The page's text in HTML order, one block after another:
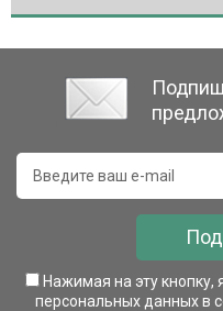
Нажимая на эту кнопку,
персональных данных в